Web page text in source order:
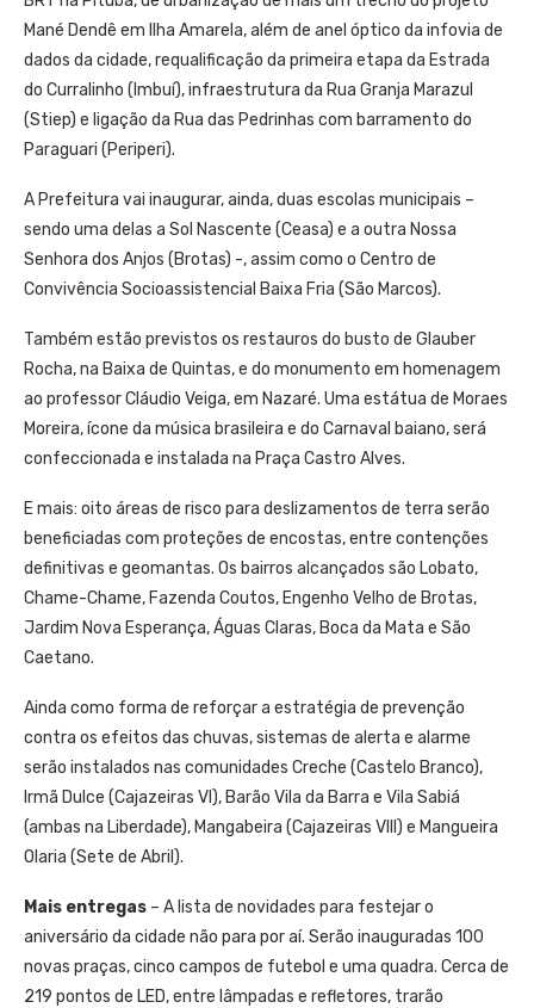
Mané Dendê em Ilha Amarela, além de anel óptico da infovia de
dados da cidade, requalificação da primeira etapa da Estrada
do Curralinho (Imbuí), infraestrutura da Rua Granja Marazul
(Stiep) e ligação da Rua das Pedrinhas com barramento do
Paraguari (Periperi).
A Prefeitura vai inaugurar, ainda, duas escolas municipais –
sendo uma delas a Sol Nascente (Ceasa) e a outra Nossa
Senhora dos Anjos (Brotas) -, assim como o Centro de
Convivência Socioassistencial Baixa Fria (São Marcos).
Também estão previstos os restauros do busto de Glauber
Rocha, na Baixa de Quintas, e do monumento em homenagem
ao professor Cláudio Veiga, em Nazaré. Uma estátua de Moraes
Moreira, ícone da música brasileira e do Carnaval baiano, será
confeccionada e instalada na Praça Castro Alves.
E mais: oito áreas de risco para deslizamentos de terra serão
beneficiadas com proteções de encostas, entre contenções
definitivas e geomantas. Os bairros alcançados são Lobato,
Chame-Chame, Fazenda Coutos, Engenho Velho de Brotas,
Jardim Nova Esperança, Águas Claras, Boca da Mata e São
Caetano.
Ainda como forma de reforçar a estratégia de prevenção
contra os efeitos das chuvas, sistemas de alerta e alarme
serão instalados nas comunidades Creche (Castelo Branco),
Irmã Dulce (Cajazeiras VI), Barão Vila da Barra e Vila Sabiá
(ambas na Liberdade), Mangabeira (Cajazeiras VIII) e Mangueira
Olaria (Sete de Abril).
Mais entregas – A lista de novidades para festejar o
aniversário da cidade não para por aí. Serão inauguradas 100
novas praças, cinco campos de futebol e uma quadra. Cerca de
219 pontos de LED, entre lâmpadas e refletores, trarão